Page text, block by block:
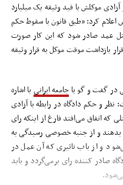
موکلش با قید وثیقه یک میلیارد
کرد: «طبق قانون با سقوط حکم
عمد صادر شود که این کار صورت
بازداشت موقت موکل به قرار وثیقه
در گفت و گو با جامعه ایرانی با اشاره
نظر و حکم دادگاه در رابطه با آزادی
که اتفاق می‌افتد فارغ از اینکه رای
بدهند و از جنبه خصوصی رسیدگی به
و از باب تاثیری که آن عمل در
صادر کننده رای برمی‌گردد و باید